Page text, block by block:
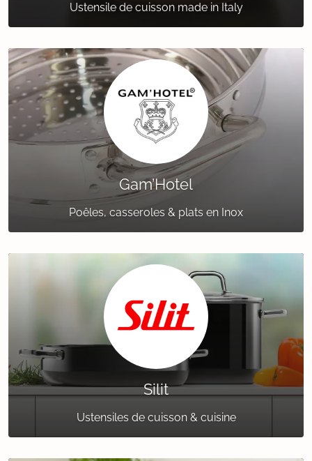
Ustensile de cuisson made in Italy
Gam’Hotel
Poêles, casseroles & plats en Inox
Silit
Ustensiles de cuisson & cuisine